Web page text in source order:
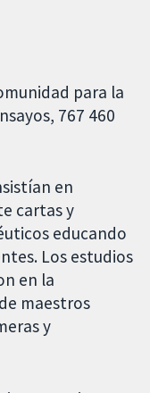
para la
767 460
en
cartas y
educando
Los estudios
en la
maestros
y